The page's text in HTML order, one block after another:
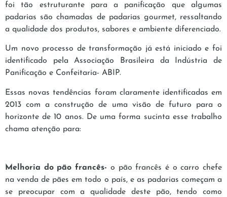
foi tão estruturante para a panificação que algumas
padarias são chamadas de padarias gourmet, ressaltando
a qualidade dos produtos, sabores e ambiente diferenciado.
Um novo processo de transformação já está iniciado e foi
identificado pela Associação Brasileira da Indústria de
Panificação e Confeitaria- ABIP.
Essas novas tendências foram claramente identificadas em
2013 com a construção de uma visão de futuro para o
horizonte de 10 anos. De uma forma sucinta esse trabalho
chama atenção para:
Melhoria do pão francês- o pão francês é o carro chefe
na venda de pães em todo o país, e as padarias começam a
se preocupar com a qualidade deste pão, tendo como